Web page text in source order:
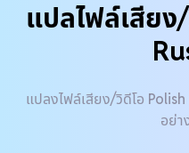
แปลไฟล์เสียง
แปลงไฟล์เสียง/วิดีโอ
อย่า